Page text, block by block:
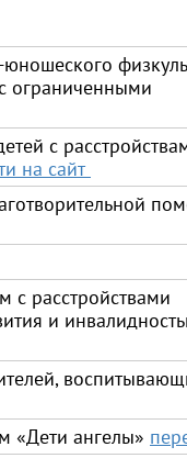
ограниченными
с
на сайт
расстройствами
и
«Дети ангелы»